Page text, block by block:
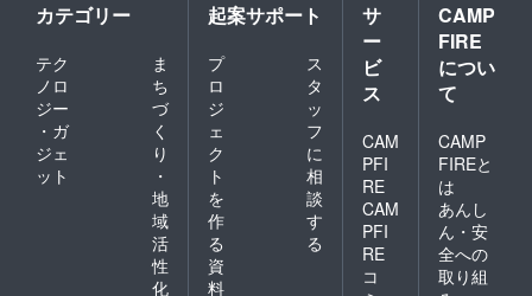
カテゴリー
テク
ノロ
ジー
・ガ
ジェ
ット
ま
ち
づ
く
り
・
地
域
活
性
化
起案サポート
プ
ロ
ジ
ェ
ク
ト
を
作
る
ス
タ
ッ
フ
に
相
談
す
る
資
料
サ
ー
ビ
ス
CAM
PFI
RE
CAM
PFI
RE
コ
CAMP
FIRE
につい
て
CAMP
FIREと
は
あんし
ん・安
全への
取り組